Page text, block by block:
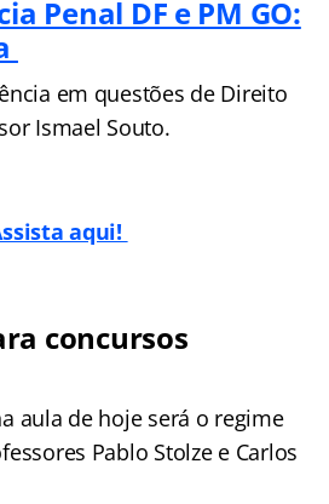
Penal DF e PM GO:
em questões de Direito
Ismael Souto.
aqui!
concursos
aula de hoje será o regime
Pablo Stolze e Carlos